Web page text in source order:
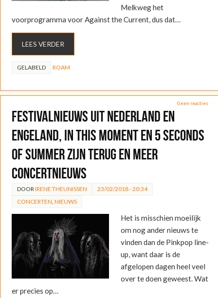
Melkweg het
voorprogramma voor Against the Current, dus dat…
LEES VERDER
GELABELD ROAM
Geen reacties
Festivalnieuws uit Nederland en
Engeland, In This Moment en 5 Seconds
of Summer zijn terug en meer
concertnieuws
DOOR IRENE THEUNISSEN
23/02/2018 - 20:34
CONCERTEN NIEUWS
Het is misschien moeilijk
om nog ander nieuws te
vinden dan de Pinkpop line-
up, want daar is de
afgelopen dagen heel veel
over te doen geweest. Wat
er precies op…